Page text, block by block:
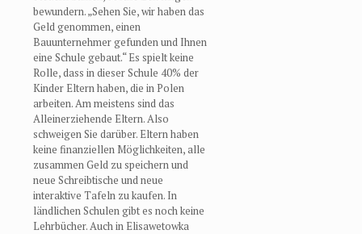
bewundern. „Sehen Sie, wir haben das
Geld genommen, einen
Bauunternehmer gefunden und Ihnen
eine Schule gebaut.“ Es spielt keine
Rolle, dass in dieser Schule 40% der
Kinder Eltern haben, die in Polen
arbeiten. Am meistens sind das
Alleinerziehende Eltern. Also
schweigen Sie darüber. Eltern haben
keine finanziellen Möglichkeiten, alle
zusammen Geld zu speichern und
neue Schreibtische und neue
interaktive Tafeln zu kaufen. In
ländlichen Schulen gibt es noch keine
Lehrbücher. Auch in Elisawetowka